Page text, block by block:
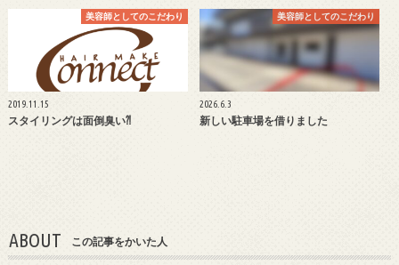
美容師としてのこだわり
2019.11.15
スタイリングは面倒臭い⁈
美容師としてのこだわり
2026.6.3
新しい駐車場を借りました
ABOUT この記事をかいた人